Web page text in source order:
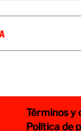
Términos y
Política de